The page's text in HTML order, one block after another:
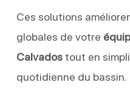
Ces solutions
globales de votre
Calvadostout en
quotidienne du bassin.